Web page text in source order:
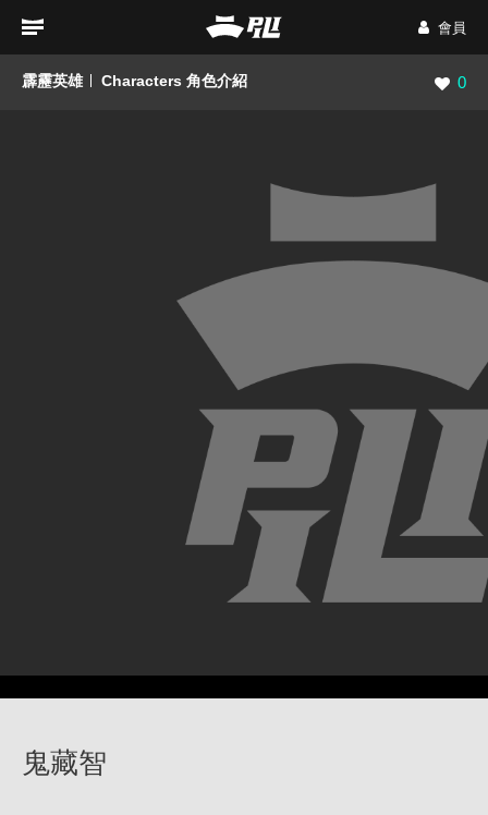
會員
霹靂英雄 Characters 角色介紹 瀏覽
0
鬼藏智